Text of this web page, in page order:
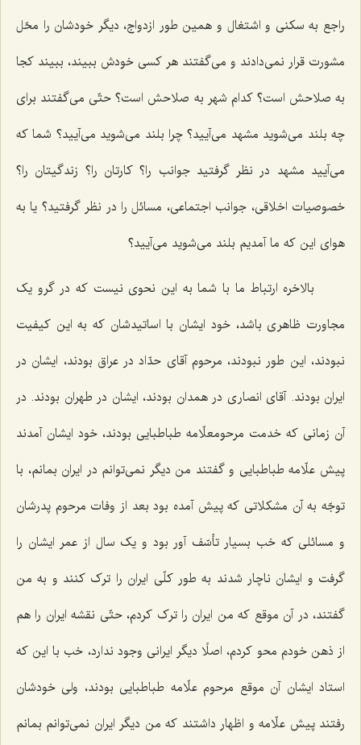
راجع به سکنی و اشتغال و همین طور ازدواج، دیگر خودشان را محّل
مشورت قرار نمی‌دادند و می‌گفتند هر کسی خودش ببیند، ببیند کجا
به صلاحش است؟ کدام شهر به صلاحش است؟ حتّی می‌گفتند برای
چه بلند می‌شوید مشهد می‌آیید؟ چرا بلند می‌شوید می‌آیید؟ شما که
می‌آیید مشهد در نظر گرفتید جوانب را؟ کارتان را؟ زندگیتان را؟
خصوصیات اخلاقی، جوانب اجتماعی، مسائل را در نظر گرفتید؟ یا به
هوای این که ما آمدیم بلند می‌شوید می‌آیید؟
بالاخره ارتباط ما با شما به این نحوی نیست که در گرو یک
مجاورت ظاهری باشد، خود ایشان با اساتیدشان که به این کیفیت
نبودند، این طور نبودند، مرحوم آقای حدّاد در عراق بودند، ایشان در
ایران بودند. آقای انصاری در همدان بودند، ایشان در طهران بودند. در
آن زمانی که خدمت مرحومعلّامه طباطبایی بودند، خود ایشان آمدند
پیش علّامه طباطبایی و گفتند من دیگر نمی‌توانم در ایران بمانم، با
توجّه به آن مشکلاتی که پیش آمده بود بعد از وفات مرحوم پدرشان
و مسائلی که خب بسیار تأسّف آور بود و یک سال از عمر ایشان را
گرفت و ایشان ناچار شدند به طور کلّی ایران را ترک کنند و به من
گفتند، در آن موقع که من ایران را ترک کردم، حتّی نقشه ایران را هم
از ذهن خودم محو کردم، اصلًا دیگر ایرانی وجود ندارد، خب با این که
استاد ایشان آن موقع مرحوم علّامه طباطبایی بودند، ولی خودشان
رفتند پیش علّامه و اظهار داشتند که من دیگر ایران نمی‌توانم بمانم